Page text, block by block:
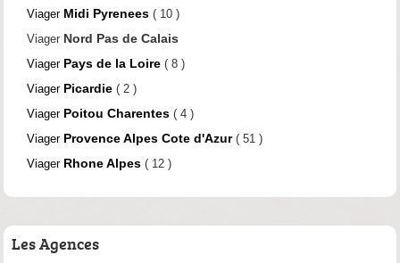
Viager Midi Pyrenees( 10 )
Viager Nord Pas de Calais
Viager Pays de la Loire( 8 )
Viager Picardie( 2 )
Viager Poitou Charentes( 4 )
Viager Provence Alpes Cote d'Azur( 51 )
Viager Rhone Alpes( 12 )
Les Agences